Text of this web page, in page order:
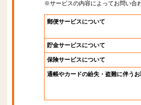
※サービスの内容によってお問い合
郵便サービスについて
貯金サービスについて
保険サービスについて
通帳やカードの紛失・盗難に伴う